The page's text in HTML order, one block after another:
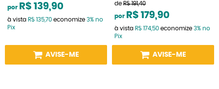
por R$ 139,90
à vista R$ 135,70 economize 3% no
Pix
AVISE-ME
de R$ 191,40
por R$ 179,90
à vista R$ 174,50 economize 3% no
Pix
AVISE-ME